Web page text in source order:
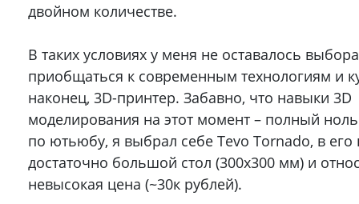
двойном количестве.
В таких условиях у меня не оставалось
приобщаться к современным технологиям и
наконец, 3D-принтер. Забавно, что навыки 3D
моделирования на этот момент – полный
по ютьюбу, я выбрал себе Tevo Tornado, в его
достаточно большой стол (300х300 мм) и
невысокая цена (~30к рублей).